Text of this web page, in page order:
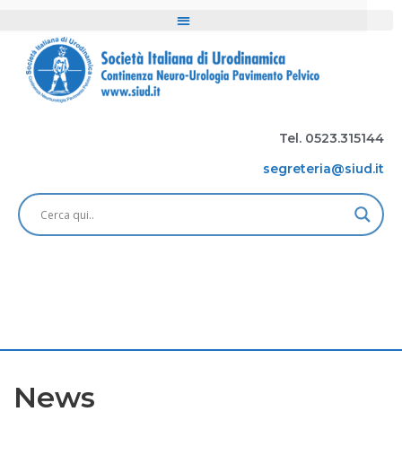
Tel. 0523.315144
segreteria@siud.it
News